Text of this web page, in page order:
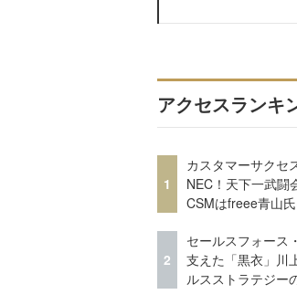
アクセスランキ
1
カスタマーサクセ
NEC！天下一武闘
CSMはfreee青山
2
セールスフォース
支えた「黒衣」川
ルスストラテジー